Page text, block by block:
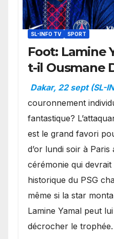
SL-INFO TV SPORT
Foot: Lamine
t-il Ousmane
Ballon d’or ?
Dakar, 22 sept (SL-
couronnement
fantastique?
est le grand favori
d’or lundi soir à Paris
cérémonie qui
historique du PSG
même si la star
Lamine Yamal peut
décrocher le trophée.